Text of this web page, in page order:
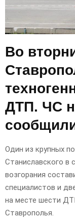
Во
ДТП. ЧС
Один из крупных
Станиславского в
возгорания
специалистов и
на месте шести
Ставрополья.